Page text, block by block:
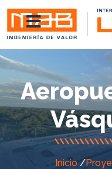
Inicio/